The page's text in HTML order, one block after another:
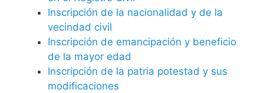
Inscripción de la nacionalidad y de la
vecindad civil
Inscripción de emancipación y beneficio
de la mayor edad
Inscripción de la patria potestad y sus
modificaciones